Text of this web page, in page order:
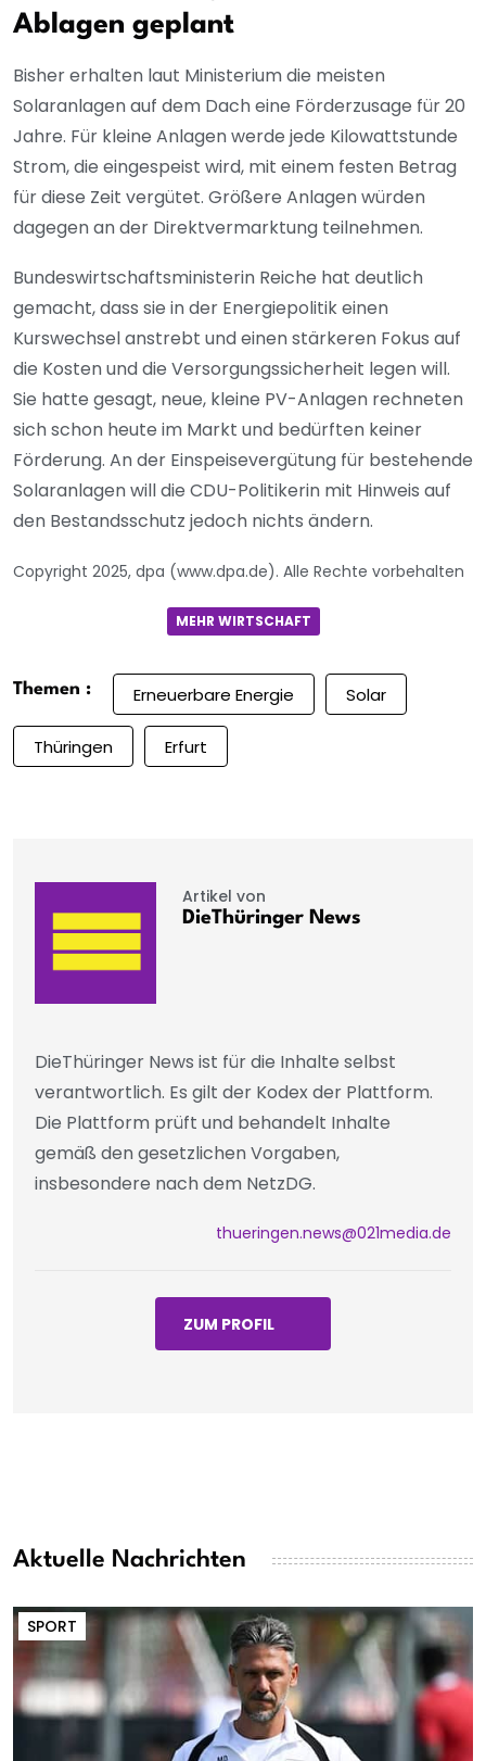
Ablagen geplant
Bisher erhalten laut Ministerium die meisten
Solaranlagen auf dem Dach eine Förderzusage für 20
Jahre. Für kleine Anlagen werde jede Kilowattstunde
Strom, die eingespeist wird, mit einem festen Betrag
für diese Zeit vergütet. Größere Anlagen würden
dagegen an der Direktvermarktung teilnehmen.
Bundeswirtschaftsministerin Reiche hat deutlich
gemacht, dass sie in der Energiepolitik einen
Kurswechsel anstrebt und einen stärkeren Fokus auf
die Kosten und die Versorgungssicherheit legen will.
Sie hatte gesagt, neue, kleine PV-Anlagen rechneten
sich schon heute im Markt und bedürften keiner
Förderung. An der Einspeisevergütung für bestehende
Solaranlagen will die CDU-Politikerin mit Hinweis auf
den Bestandsschutz jedoch nichts ändern.
Copyright 2025, dpa (www.dpa.de). Alle Rechte vorbehalten
MEHR WIRTSCHAFT
Themen : Erneuerbare Energie Solar
Thüringen Erfurt
Artikel von
DieThüringer News
DieThüringer News ist für die Inhalte selbst
verantwortlich. Es gilt der Kodex der Plattform.
Die Plattform prüft und behandelt Inhalte
gemäß den gesetzlichen Vorgaben,
insbesondere nach dem NetzDG.
thueringen.news@021media.de
ZUM PROFIL
Aktuelle Nachrichten
SPORT